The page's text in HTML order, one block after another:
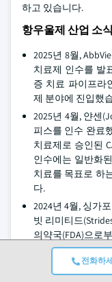
전화하
하고 있습니다.
항우울제 산업 소식
2025년 8월,
치료제 인수를 발
증 치료 파이프라
제 분야에 진입했
2025년 4월, 얀센
피스를 인수 완료
치료제로 승인된
인수에는 일반화
치료를 목표로 하
다.
2024년 4월, 싱가
빗 리미티드
의약국(FDA)으로
다. 이 허가는 스
우울제 포트폴리
시장 입지를 강